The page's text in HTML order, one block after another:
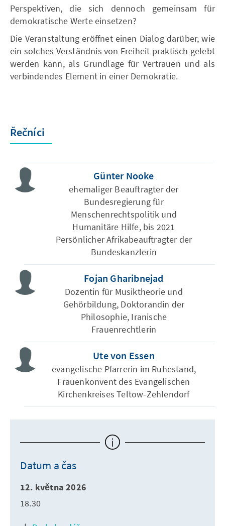
Perspektiven, die sich dennoch gemeinsam für
demokratische Werte einsetzen?
Die Veranstaltung eröffnet einen Dialog darüber, wie
ein solches Verständnis von Freiheit praktisch gelebt
werden kann, als Grundlage für Vertrauen und als
verbindendes Element in einer Demokratie.
Řečníci
Günter Nooke
ehemaliger Beauftragter der
Bundesregierung für
Menschenrechtspolitik und
Humanitäre Hilfe, bis 2021
Persönlicher Afrikabeauftragter der
Bundeskanzlerin
Fojan Gharibnejad
Dozentin für Musiktheorie und
Gehörbildung, Doktorandin der
Philosophie, Iranische
Frauenrechtlerin
Ute von Essen
evangelische Pfarrerin im Ruhestand,
Frauenkonvent des Evangelischen
Kirchenkreises Teltow-Zehlendorf
Datum a čas
12. května 2026
18.30